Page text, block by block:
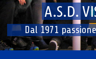
A.S.D.
Dal 1971